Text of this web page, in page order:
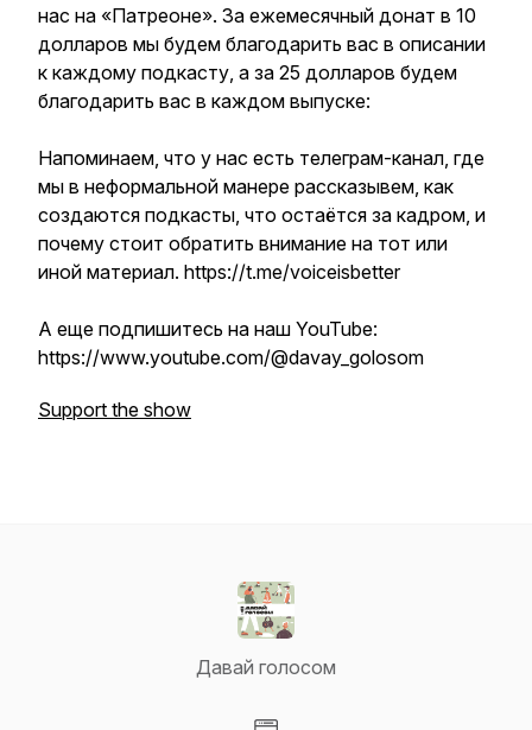
нас на «Патреоне». За ежемесячный донат в 10
долларов мы будем благодарить вас в описании
к каждому подкасту, а за 25 долларов будем
благодарить вас в каждом выпуске:
Напоминаем, что у нас есть телеграм-канал, где
мы в неформальной манере рассказывем, как
создаются подкасты, что остаётся за кадром, и
почему стоит обратить внимание на тот или
иной материал. https://t.me/voiceisbetter
А еще подпишитесь на наш YouTube:
https://www.youtube.com/@davay_golosom
Support the show
Давай голосом